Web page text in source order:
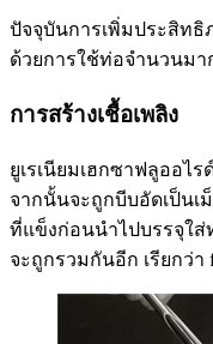
ปัจจุบันการเพิ่มประสิทธิภ
ด้วยการใช้ท่อจำนวนม
การสร้างเชื้อเพลิง
ยูเรเนียมเฮกซาฟลูออไร
จากนั้นจะถูกบีบอัดเป็นเ
ที่แข็งก่อนนำไปบรรจุใส่
จะถูกรวมกันอีก เรียกว่า